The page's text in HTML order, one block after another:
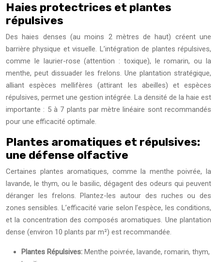
Haies protectrices et plantes
répulsives
Des haies denses (au moins 2 mètres de haut) créent une
barrière physique et visuelle. L’intégration de plantes répulsives,
comme le laurier-rose (attention : toxique), le romarin, ou la
menthe, peut dissuader les frelons. Une plantation stratégique,
alliant espèces mellifères (attirant les abeilles) et espèces
répulsives, permet une gestion intégrée. La densité de la haie est
importante : 5 à 7 plants par mètre linéaire sont recommandés
pour une efficacité optimale.
Plantes aromatiques et répulsives:
une défense olfactive
Certaines plantes aromatiques, comme la menthe poivrée, la
lavande, le thym, ou le basilic, dégagent des odeurs qui peuvent
déranger les frelons. Plantez-les autour des ruches ou des
zones sensibles. L’efficacité varie selon l’espèce, les conditions,
et la concentration des composés aromatiques. Une plantation
dense (environ 10 plants par m²) est recommandée.
Plantes Répulsives: Menthe poivrée, lavande, romarin, thym,